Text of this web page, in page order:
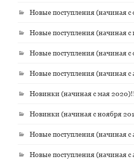
Новые поступления (начиная с
Новые поступления (начиная с
Новые поступления (начиная с
Новые поступления (начиная с
Новинки (начиная с мая
Новинки (начиная с ноября
Новые поступления (начиная с
Новые поступления (начиная с